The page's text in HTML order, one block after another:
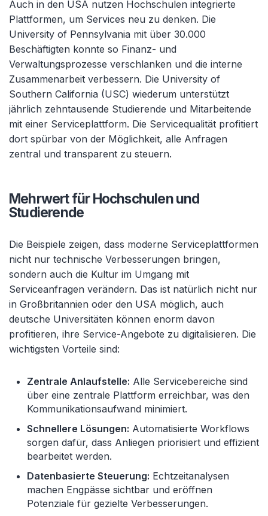
Auch in den USA nutzen Hochschulen integrierte
Plattformen, um Services neu zu denken. Die
University of Pennsylvania mit über 30.000
Beschäftigten konnte so Finanz- und
Verwaltungsprozesse verschlanken und die interne
Zusammenarbeit verbessern. Die University of
Southern California (USC) wiederum unterstützt
jährlich zehntausende Studierende und Mitarbeitende
mit einer Serviceplattform. Die Servicequalität profitiert
dort spürbar von der Möglichkeit, alle Anfragen
zentral und transparent zu steuern.
Mehrwert für Hochschulen und
Studierende
Die Beispiele zeigen, dass moderne Serviceplattformen
nicht nur technische Verbesserungen bringen,
sondern auch die Kultur im Umgang mit
Serviceanfragen verändern. Das ist natürlich nicht nur
in Großbritannien oder den USA möglich, auch
deutsche Universitäten können enorm davon
profitieren, ihre Service-Angebote zu digitalisieren. Die
wichtigsten Vorteile sind:
Zentrale Anlaufstelle: Alle Servicebereiche sind
über eine zentrale Plattform erreichbar, was den
Kommunikationsaufwand minimiert.
Schnellere Lösungen: Automatisierte Workflows
sorgen dafür, dass Anliegen priorisiert und effizient
bearbeitet werden.
Datenbasierte Steuerung: Echtzeitanalysen
machen Engpässe sichtbar und eröffnen
Potenziale für gezielte Verbesserungen.